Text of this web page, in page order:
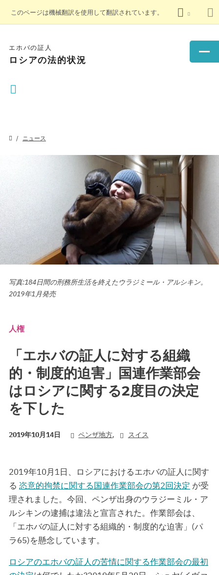
このページは機械翻訳を使用して翻訳されています。
エホバの証人
ロシアの法的状況
ニュース
写真:184日間の刑務所生活を終えたウラジミール・アルシキン。
2019年1月発売
人権
「エホバの証人に対する組織
的・制度的迫害」国連作業部会
はロシアに関する2度目の決定
を下した
2019年10月14日 ペンザ地方, スイス
2019年10月1日、ロシアにおけるエホバの証人に関す
る 恣意的拘禁に関する国連作業部会の第2回決定 が受
理されました。今回、ペンザ出身のウラジーミル・ア
ルシキンの逮捕は違法と宣言された。作業部会は、
「エホバの証人に対する組織的・制度的な迫害」(パ
ラ65)を懸念しています。
ロシアのエホバの証人の苦情に関する作業部会の最初